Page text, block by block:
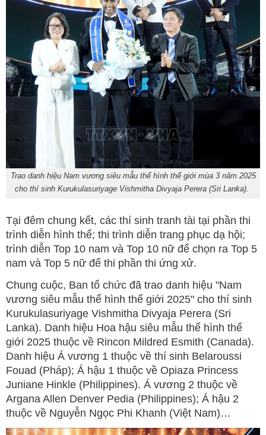
Trao danh hiệu Nam vương siêu mẫu thể hình thế giới mùa 3 năm 2025
cho thí sinh Kurukulasuriyage Vishmitha Divyaja Perera (Sri Lanka).
Tại đêm chung kết, các thí sinh tranh tài tại phần thi
trình diễn hình thể; thi trình diễn trang phục dạ hội;
trình diễn Top 10 nam và Top 10 nữ để chọn ra Top 5
nam và Top 5 nữ để thi phần thi ứng xử.
Chung cuộc, Ban tổ chức đã trao danh hiệu "Nam
vương siêu mẫu thể hình thế giới 2025" cho thí sinh
Kurukulasuriyage Vishmitha Divyaja Perera (Sri
Lanka). Danh hiệu Hoa hậu siêu mẫu thể hình thế
giới 2025 thuộc về Rincon Mildred Esmith (Canada).
Danh hiệu Á vương 1 thuộc về thí sinh Belaroussi
Fouad (Pháp); Á hậu 1 thuộc về Opiaza Princess
Juniane Hinkle (Philippines). Á vương 2 thuộc về
Argana Allen Denver Pedia (Philippines); Á hậu 2
thuộc về Nguyễn Ngọc Phi Khanh (Việt Nam)…